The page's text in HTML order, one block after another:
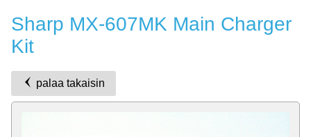
Sharp MX-607MK Main Charger
Kit
palaa takaisin